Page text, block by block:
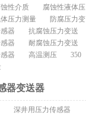
性介质
腐蚀性液体压
压力测量
防腐压力变
器
抗腐蚀压力变送
器
耐腐蚀压力变送
器 高温测压
350
器变送器
深井用压力传感器